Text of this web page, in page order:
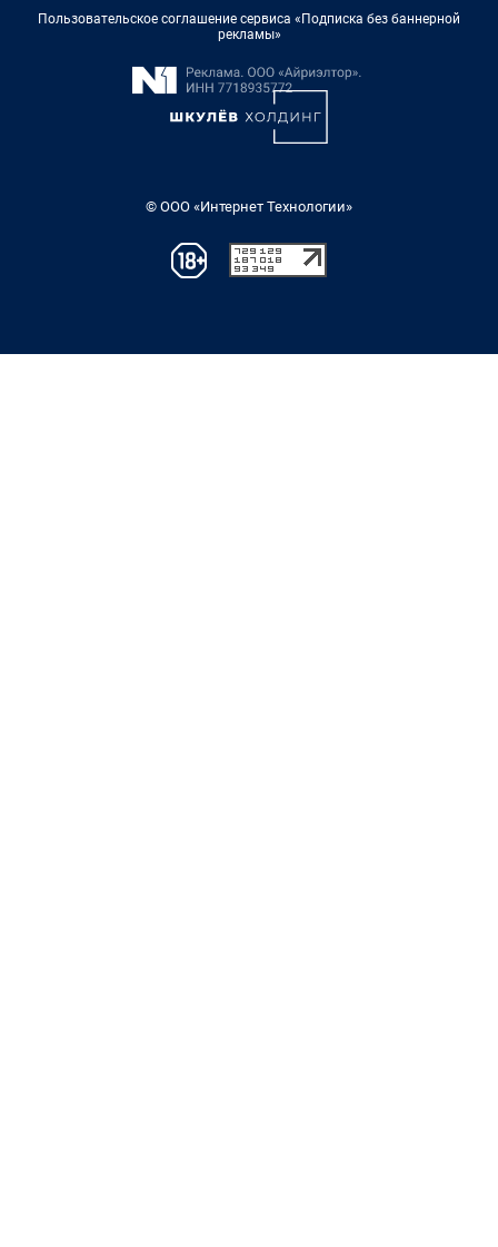
Пользовательское соглашение сервиса «Подписка без баннерной
рекламы»
© ООО «Интернет Технологии»